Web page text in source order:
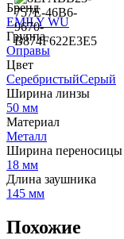
Бренд
EMILY WU
Группа
Оправы
Цвет
СеребристыйСерый
Ширина линзы
50 мм
Материал
Металл
Ширина переносицы
18 мм
Длина заушника
145 мм
Похожие